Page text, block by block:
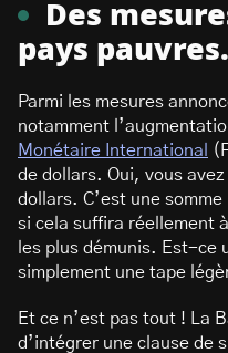
Des
pays
Parmi les mesures
notamment
Monétaire International
de dollars. Oui, vous
dollars. C’est une
si cela suffira réellement
les plus démunis. Est-ce
simplement une tape
Et ce n’est pas tout ! La
d’intégrer une clause de